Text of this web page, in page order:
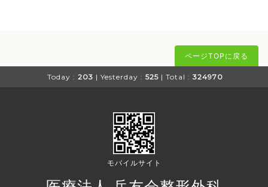
ページTOPに戻る
Today : 203 | Yesterday : 525 | Total : 324970
モバイルサイト